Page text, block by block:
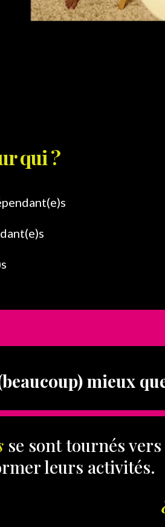
qui ?
mieux
se sont tournés
leurs activités.